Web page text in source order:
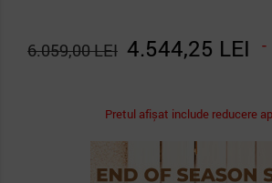
4.544,25 LEI -
6.059,00 LEI
Pretul afișat include reducere